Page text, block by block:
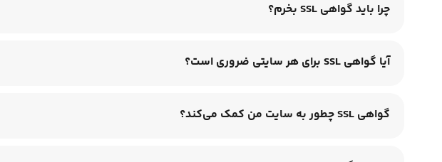
چرا باید گواهی SSL بخرم؟
آیا گواهی SSL برای هر سایتی ضروری است؟
گواهی SSL چطور به سایت من کمک می‌کند؟